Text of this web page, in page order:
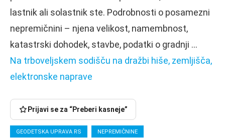
lastnik ali solastnik ste. Podrobnosti o posamezni
nepremičnini – njena velikost, namembnost,
katastrski dohodek, stavbe, podatki o gradnji …
Na trboveljskem sodišču na dražbi hiše, zemljišča,
elektronske naprave
Prijavi se za “Preberi kasneje”
GEODETSKA UPRAVA RS NEPREMIČNINE